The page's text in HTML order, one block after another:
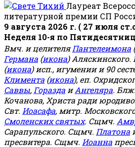
Лауреат
литературной премии СП
9 августа 2026 г. ( 27 июля
Неделя 10-я по
Вмч. и целителяПантелеимона (
Германа (икона) Аляскинского.
(икона) исп., игумении и 90
Климента (икона), еп.
Саввы, Горазда иАнгеляра. Блж.
Кочанова, Христа ради
Свт. Иоасафа, митр.
Смоленских святых. Сщмч.
Сарапульского. Сщмч. Платона
пресвитера. Сщмч. Иоанна